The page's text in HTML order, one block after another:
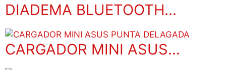
DIADEMA BLUETOOTH...
CARGADOR MINI ASUS...